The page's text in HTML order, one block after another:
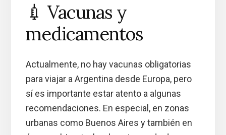
💉 Vacunas y
medicamentos
Actualmente, no hay vacunas obligatorias
para viajar a Argentina desde Europa, pero
sí es importante estar atento a algunas
recomendaciones. En especial, en zonas
urbanas como Buenos Aires y también en